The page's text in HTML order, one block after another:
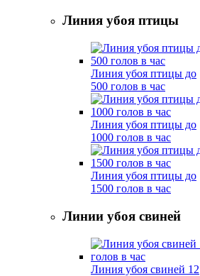
Линия убоя птицы
Линия убоя птицы до
500 голов в час
Линия убоя птицы до
1000 голов в час
Линия убоя птицы до
1500 голов в час
Линии убоя свиней
Линия убоя свиней 12